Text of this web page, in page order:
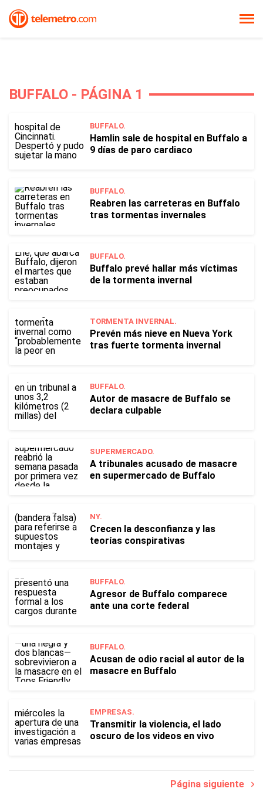
BUFFALO - PÁGINA 1
BUFFALO.
Hamlin sale de hospital en Buffalo a
9 días de paro cardiaco
BUFFALO.
Reabren las carreteras en Buffalo
tras tormentas invernales
BUFFALO.
Buffalo prevé hallar más víctimas
de la tormenta invernal
TORMENTA INVERNAL.
Prevén más nieve en Nueva York
tras fuerte tormenta invernal
BUFFALO.
Autor de masacre de Buffalo se
declara culpable
SUPERMERCADO.
A tribunales acusado de masacre
en supermercado de Buffalo
NY.
Crecen la desconfianza y las
teorías conspirativas
BUFFALO.
Agresor de Buffalo comparece
ante una corte federal
BUFFALO.
Acusan de odio racial al autor de la
masacre en Buffalo
EMPRESAS.
Transmitir la violencia, el lado
oscuro de los videos en vivo
Página siguiente